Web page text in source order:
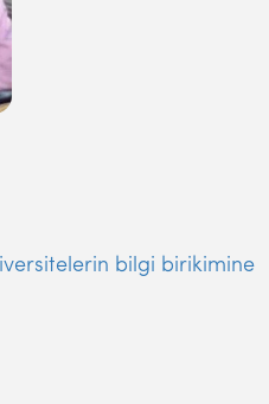
bilgi birikimine